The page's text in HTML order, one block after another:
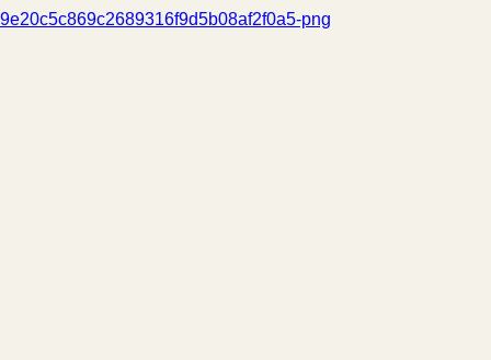
9e20c5c869c2689316f9d5b08af2f0a5-png